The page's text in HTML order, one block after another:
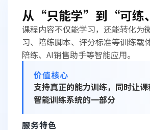
从“只能学”到“可练
课程内容不仅能学习，还能转化为
习、陪练脚本、评分标准等训练载
陪练、AI销售助手等智能应用。
价值核心
支持真正的能力训练，同时让
智能训练系统的一部分
服务特色